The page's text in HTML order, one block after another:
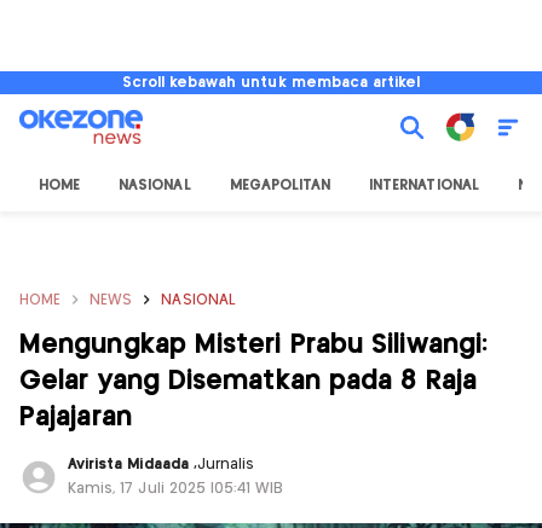
Scroll kebawah untuk membaca artikel
HOME NASIONAL MEGAPOLITAN INTERNATIONAL
HOME NEWS NASIONAL
Mengungkap Misteri Prabu Siliwangi:
Gelar yang Disematkan pada 8 Raja
Pajajaran
Avirista Midaada ,Jurnalis
Kamis, 17 Juli 2025 |05:41 WIB